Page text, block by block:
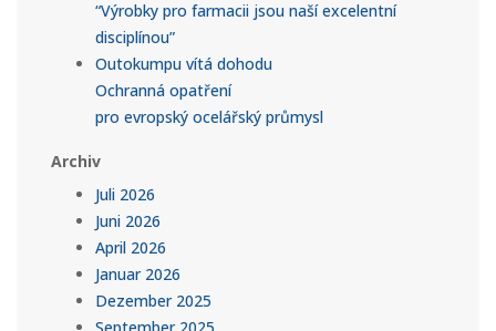
“Výrobky pro farmacii jsou naší excelentní
disciplínou”
Outokumpu vítá dohodu
Ochranná opatření
pro evropský ocelářský průmysl
Archiv
Juli 2026
Juni 2026
April 2026
Januar 2026
Dezember 2025